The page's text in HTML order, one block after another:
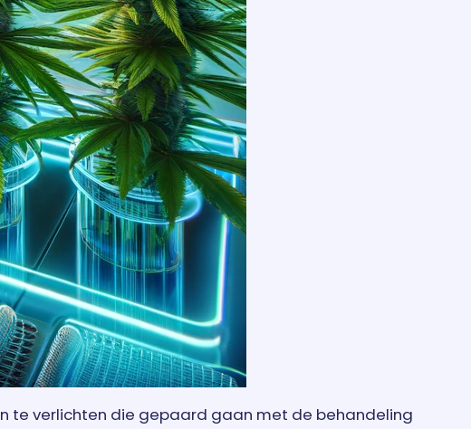
te verlichten die gepaard gaan met de behandeling